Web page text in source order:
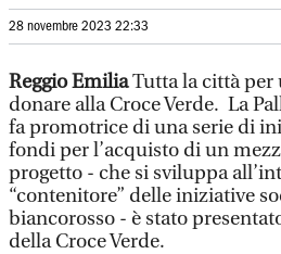
28 novembre 2023 22:33
Reggio EmiliaTutta la città per
donare alla Croce Verde. La
fa promotrice di una serie di
fondi per l’acquisto di un
progetto - che si sviluppa
“contenitore” delle iniziative
biancorosso - è stato
della Croce Verde.